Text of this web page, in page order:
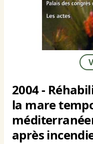
2004 -
la mare
après